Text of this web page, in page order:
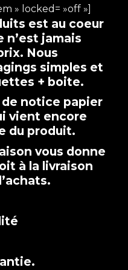
» locked= »off »]
est au coeur
n’est jamais
Nous
simples et
+ boite.
de notice papier
vient encore
du produit.
vous donne
à la livraison